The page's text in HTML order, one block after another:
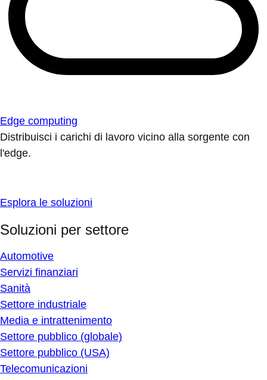
Edge computing
Distribuisci i carichi di lavoro vicino alla sorgente con
l'edge.
Esplora le soluzioni
Soluzioni per settore
Automotive
Servizi finanziari
Sanità
Settore industriale
Media e intrattenimento
Settore pubblico (globale)
Settore pubblico (USA)
Telecomunicazioni